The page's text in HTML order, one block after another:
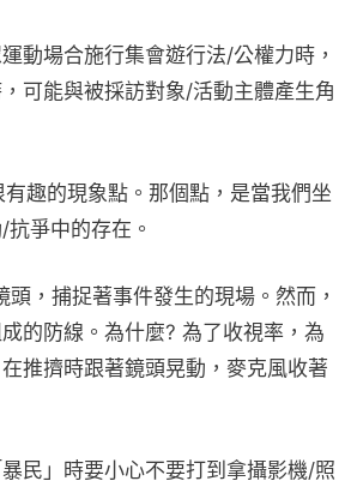
動場合施行集會遊行法/公權力時，
可能與被採訪對象/活動主體產生角
趣的現象點。那個點，是當我們坐
爭中的存在。
，捕捉著事件發生的現場。然而，
的防線。為什麼? 為了收視率，為
推擠時跟著鏡頭晃動，麥克風收著
民」時要小心不要打到拿攝影機/照